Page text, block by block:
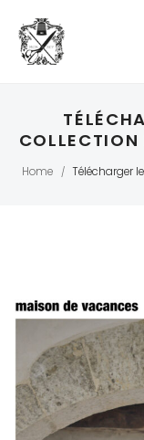
Home / Télécharger